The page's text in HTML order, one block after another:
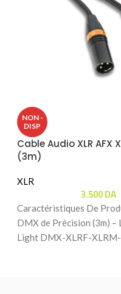
NON -
DISP
Cable Audio XLR AFX
(3m)
XLR
3.500DA
Caractéristiques De
DMX de Précision (3m) –
Light DMX-XLRF-